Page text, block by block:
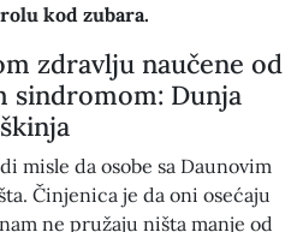
kod zubara.
zdravlju naučene od
sindromom: Dunja
misle da osobe sa Daunovim
Činjenica je da oni osećaju
ne pružaju ništa manje od